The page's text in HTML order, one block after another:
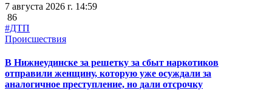
7 августа 2026 г. 14:59
86
#ДТП
Происшествия
В Нижнеудинске за решетку за сбыт наркотиков
отправили женщину, которую уже осуждали за
аналогичное преступление, но дали отсрочку